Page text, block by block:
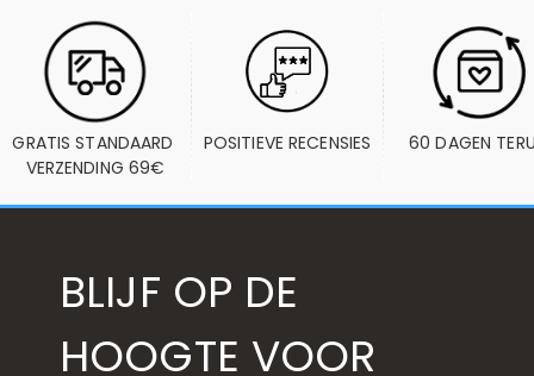
GRATIS STANDAARD
VERZENDING 69€
POSITIEVE RECENSIES 60 DAGEN
BLIJF OP DE
HOOGTE VOOR